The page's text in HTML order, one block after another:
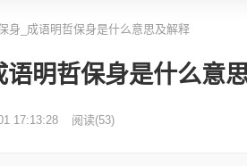
身_成语明哲保身是什么意思及解释
语明哲保身是什么意
17:13:28 阅读(53)